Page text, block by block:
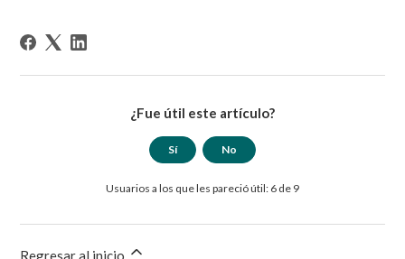
¿Fue útil este artículo?
Sí No
Usuarios a los que les pareció útil: 6 de 9
Regresar al inicio